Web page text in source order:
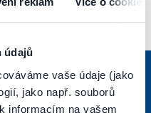
údajů
vaše údaje (jako
jako např. souborů
informacím na vašem